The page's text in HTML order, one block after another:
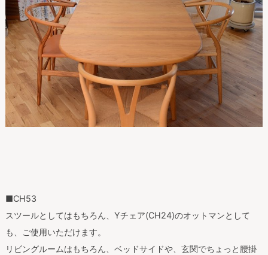
■CH53
スツールとしてはもちろん、Yチェア(CH24)のオットマンとして
も、ご使用いただけます。
リビングルームはもちろん、ベッドサイドや、玄関でちょっと腰掛